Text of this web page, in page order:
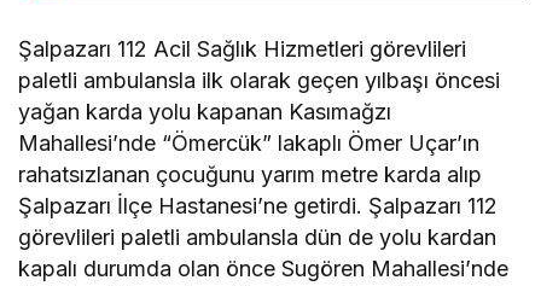
Şalpazarı 112 Acil Sağlık Hizmetleri görevlileri
paletli ambulansla ilk olarak geçen yılbaşı öncesi
yağan karda yolu kapanan Kasımağzı
Mahallesi’nde “Ömercük” lakaplı Ömer Uçar’ın
rahatsızlanan çocuğunu yarım metre karda alıp
Şalpazarı İlçe Hastanesi’ne getirdi. Şalpazarı 112
görevlileri paletli ambulansla dün de yolu kardan
kapalı durumda olan önce Sugören Mahallesi’nde